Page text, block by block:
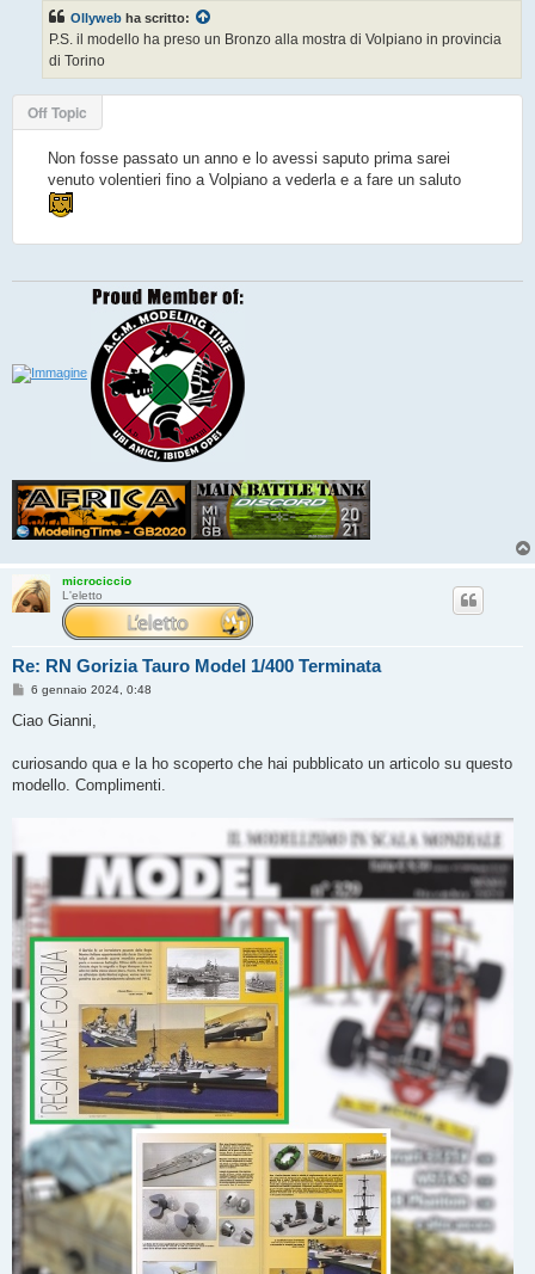
Ollyweb ha scritto:
P.S. il modello ha preso un Bronzo alla mostra di Volpiano in provincia
di Torino
Off Topic
Non fosse passato un anno e lo avessi saputo prima sarei
venuto volentieri fino a Volpiano a vederla e a fare un saluto
microciccio
L'eletto
Re: RN Gorizia Tauro Model 1/400 Terminata
M
s
g
i
6 gennaio 2024, 0:48
Ciao Gianni,
curiosando qua e la ho scoperto che hai pubblicato un articolo su questo
modello. Complimenti.